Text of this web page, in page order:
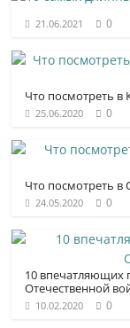
21.06.2021 0
Что посмотреть в
25.06.2020 0
Что посмотреть в
24.05.2020 0
10 впечатляющих
Отечественной
10.02.2020 0